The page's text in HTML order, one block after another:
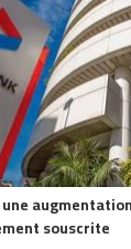
souscrite